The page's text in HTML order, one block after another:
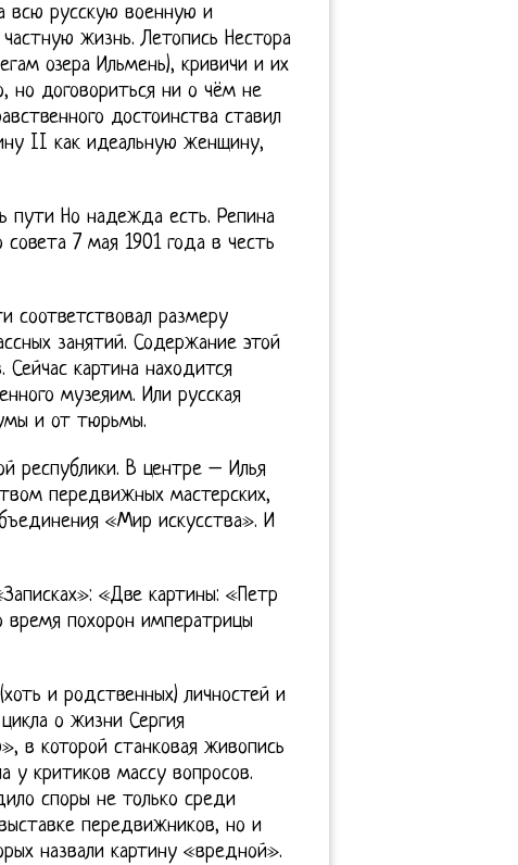
всю русскую военную и
жизнь. Летопись Нестора
озера Ильмень), кривичи и их
но договориться ни о чём не
достоинства ставил
II как идеальную женщину,
пути Но надежда есть. Репина
совета 7 мая 1901 года в честь
соответствовал размеру
занятий. Содержание этой
картина находится
музеяим. Или русская
и от тюрьмы.
республики. В центре – Илья
передвижных мастерских,
«Мир искусства». И
«Две картины: «Петр
похорон императрицы
и родственных) личностей и
о жизни Сергия
в которой станковая живопись
у критиков массу вопросов.
споры не только среди
передвижников, но и
назвали картину «вредной».